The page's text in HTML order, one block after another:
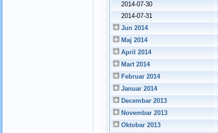
2014-07-30
2014-07-31
Jun 2014
Maj 2014
April 2014
Mart 2014
Februar 2014
Januar 2014
Decembar 2013
Novembar 2013
Oktobar 2013